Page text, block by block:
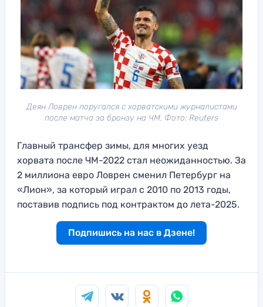
Деян Ловрен поругался с хорватскими журналистами
после матча за бронзу на ЧМ. Фото: Reuters
Главный трансфер зимы, для многих уезд
хорвата после ЧМ-2022 стал неожиданностью. За
2 миллиона евро Ловрен сменил Петербург на
«Лион», за который играл с 2010 по 2013 годы,
поставив подпись под контрактом до лета-2025.
Подпишись на нас в Дзене!